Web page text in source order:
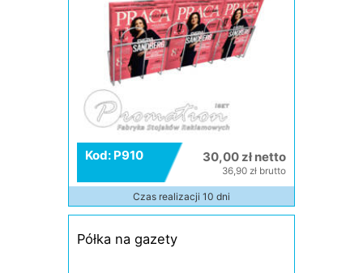
Kod: P910 30,00 zł netto
36,90 zł brutto
Czas realizacji 10 dni
Półka na gazety